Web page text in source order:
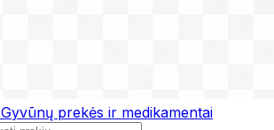
Gyvūnų prekės ir medikamentai